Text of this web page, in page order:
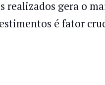
realizados gera o
é fator